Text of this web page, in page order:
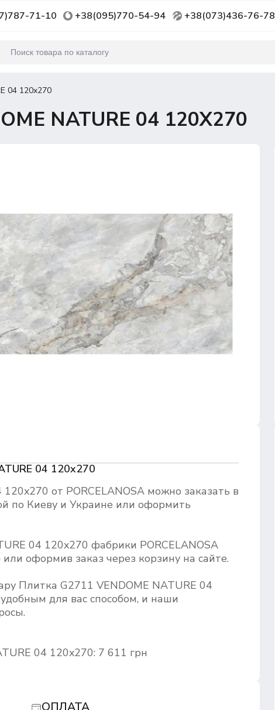
71-10 +38(095)770-54-94 +38(073)436-76-78
04 120x270
NATURE 04 120X270
04 120x270
от PORCELANOSA можно заказать в
по Киеву и Украине или оформить
04 120x270 фабрики PORCELANOSA
оформив заказ через корзину на сайте.
Плитка G2711 VENDOME NATURE 04
для вас способом, и наши
04 120x270: 7 611 грн